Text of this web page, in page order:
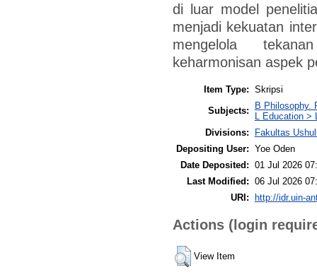
di luar model
menjadi kekuatan
mengelola
keharmonisan aspek
Item Type: Skripsi
Subjects:
B Philosophy.
L Education >
Divisions:
Fakultas
Depositing User: Yoe Oden
Date Deposited: 01 Jul 2026
Last Modified: 06 Jul 2026
URI: http://idr.uin-
Actions (login
View Item